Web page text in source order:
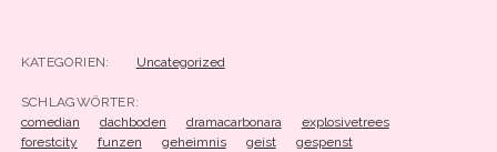
KATEGORIEN: Uncategorized
SCHLAGWÖRTER:
comedian
dachboden dramacarbonara
explosivetrees
forestcity
funzen geheimnis geist
gespenst